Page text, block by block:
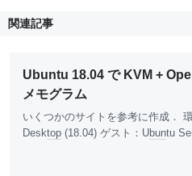
関連記事
Ubuntu 18.04 で KVM +
メモグラム
いくつかのサイトを参考に作成．
Desktop (18.04) ゲスト：Ubuntu